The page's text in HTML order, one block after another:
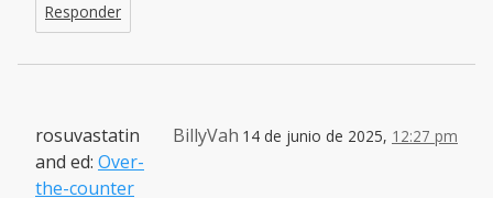
Responder
BillyVah 14 de junio de 2025, 12:27 pm
rosuvastatin
and ed: Over-
the-counter